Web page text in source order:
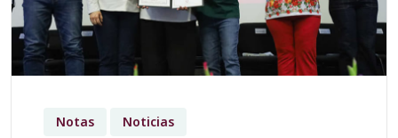
Notas Noticias